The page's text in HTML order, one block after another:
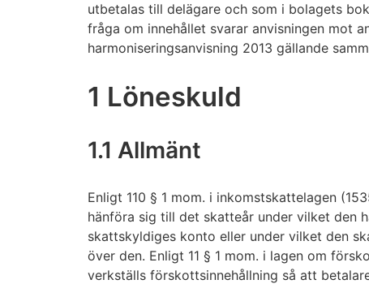
utbetalas till delägare och som i bolagets
fråga om innehållet svarar anvisningen mot
harmoniseringsanvisning 2013 gällande
1 Löneskuld
1.1 Allmänt
Enligt 110 § 1 mom. i inkomstskattelagen
hänföra sig till det skatteår under vilket den
skattskyldiges konto eller under vilket den
över den. Enligt 11 § 1 mom. i lagen om
verkställs förskottsinnehållning så att